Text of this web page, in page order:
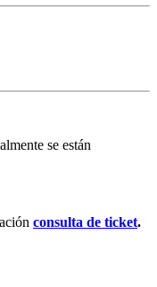
se están
consulta de ticket.